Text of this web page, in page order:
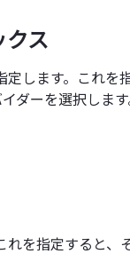
クス
します。これを
ダーを選択しま
を指定すると、